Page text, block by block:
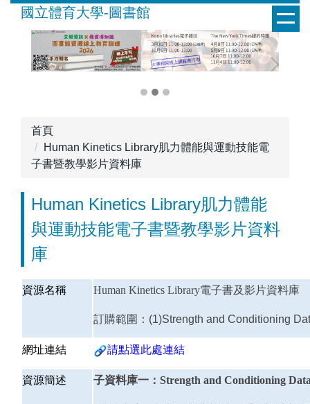
國立體育大學-圖書館
首頁
Human Kinetics Library肌力體能與運動技能電
子書暨教學影片資料庫
Human Kinetics Library肌力體能
與運動技能電子書暨教學影片資料
庫
資源名稱 Human Kinetics Library電子書及影片資料庫
訂購範圍：(1)Strength and Conditioning
網址連結 請點選此處連結
資源簡述 子資料庫一：Strength and Conditioning